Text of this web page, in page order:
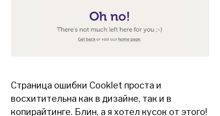
Страница ошибки Cooklet проста и
восхитительна как в дизайне, так и в
копирайтинге. Блин, а я хотел кусок от этого!